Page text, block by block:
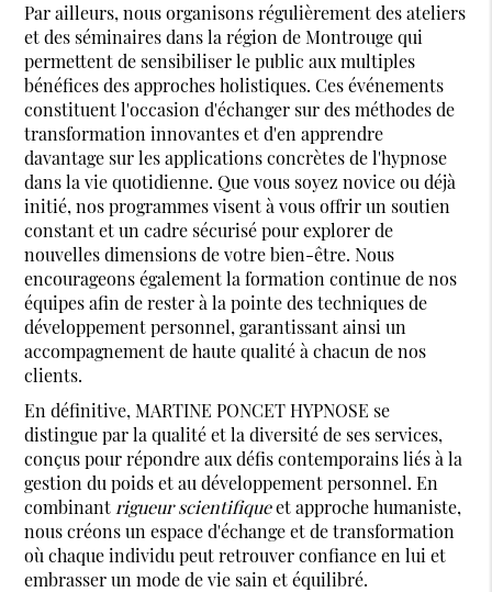
Par ailleurs, nous organisons régulièrement des ateliers
et des séminaires dans la région de Montrouge qui
permettent de sensibiliser le public aux multiples
bénéfices des approches holistiques. Ces événements
constituent l'occasion d'échanger sur des méthodes de
transformation innovantes et d'en apprendre
davantage sur les applications concrètes de l'hypnose
dans la vie quotidienne. Que vous soyez novice ou déjà
initié, nos programmes visent à vous offrir un soutien
constant et un cadre sécurisé pour explorer de
nouvelles dimensions de votre bien-être. Nous
encourageons également la formation continue de nos
équipes afin de rester à la pointe des techniques de
développement personnel, garantissant ainsi un
accompagnement de haute qualité à chacun de nos
clients.
En définitive, MARTINE PONCET HYPNOSE se
distingue par la qualité et la diversité de ses services,
conçus pour répondre aux défis contemporains liés à la
gestion du poids et au développement personnel. En
combinant rigueur scientifiqueet approche humaniste,
nous créons un espace d'échange et de transformation
où chaque individu peut retrouver confiance en lui et
embrasser un mode de vie sain et équilibré.